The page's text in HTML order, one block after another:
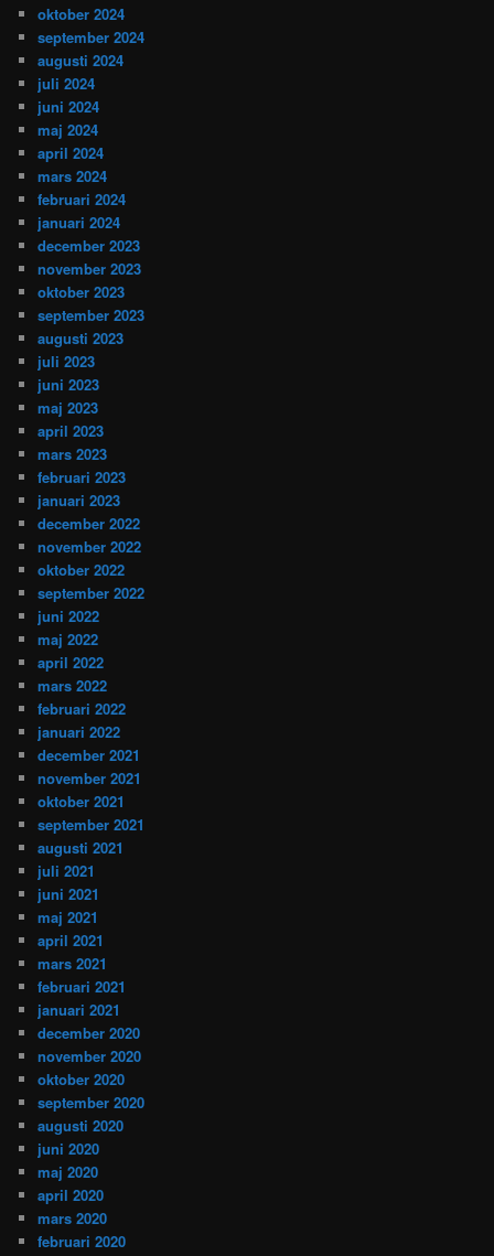
oktober 2024
september 2024
augusti 2024
juli 2024
juni 2024
maj 2024
april 2024
mars 2024
februari 2024
januari 2024
december 2023
november 2023
oktober 2023
september 2023
augusti 2023
juli 2023
juni 2023
maj 2023
april 2023
mars 2023
februari 2023
januari 2023
december 2022
november 2022
oktober 2022
september 2022
juni 2022
maj 2022
april 2022
mars 2022
februari 2022
januari 2022
december 2021
november 2021
oktober 2021
september 2021
augusti 2021
juli 2021
juni 2021
maj 2021
april 2021
mars 2021
februari 2021
januari 2021
december 2020
november 2020
oktober 2020
september 2020
augusti 2020
juni 2020
maj 2020
april 2020
mars 2020
februari 2020